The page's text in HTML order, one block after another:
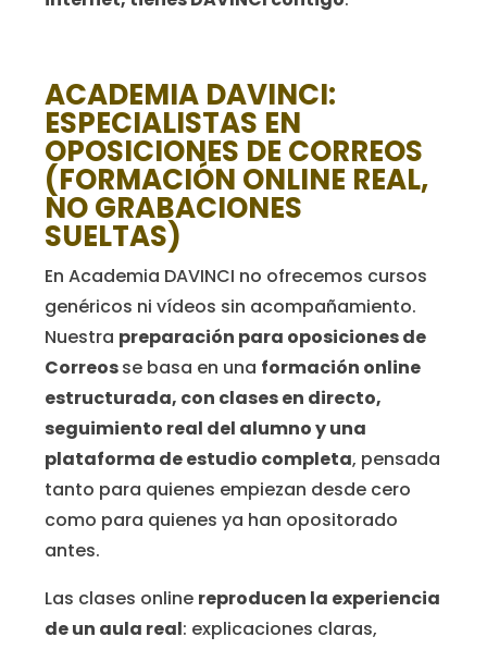
ACADEMIA DAVINCI:
ESPECIALISTAS EN
OPOSICIONES DE CORREOS
(FORMACIÓN ONLINE REAL,
NO GRABACIONES
SUELTAS)
En Academia DAVINCI no ofrecemos cursos
genéricos ni vídeos sin acompañamiento.
Nuestra preparación para oposiciones de
Correosse basa en una formación online
estructurada, con clases en directo,
seguimiento real del alumno y una
plataforma de estudio completa, pensada
tanto para quienes empiezan desde cero
como para quienes ya han opositorado
antes.
Las clases online reproducen la experiencia
de un aula real: explicaciones claras,